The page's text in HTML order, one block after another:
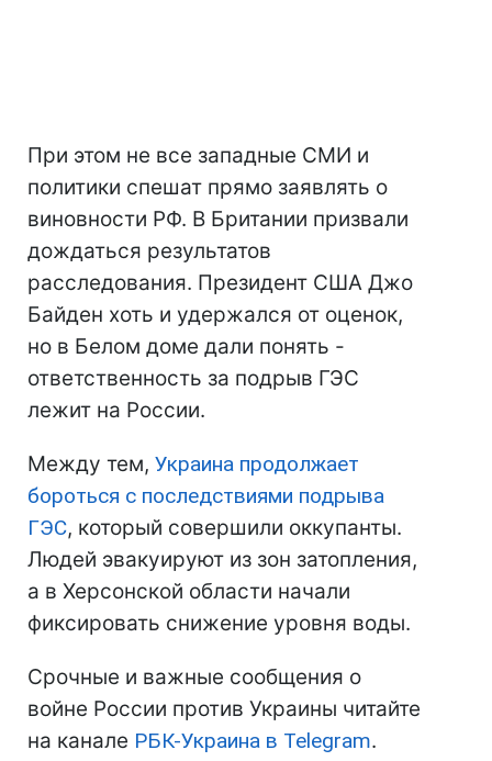
При этом не все западные СМИ и
политики спешат прямо заявлять о
виновности РФ. В Британии призвали
дождаться результатов
расследования. Президент США Джо
Байден хоть и удержался от оценок,
но в Белом доме дали понять -
ответственность за подрыв ГЭС
лежит на России.
Между тем, Украина продолжает
бороться с последствиями подрыва
ГЭС, который совершили оккупанты.
Людей эвакуируют из зон затопления,
а в Херсонской области начали
фиксировать снижение уровня воды.
Срочные и важные сообщения о
войне России против Украины читайте
на канале РБК-Украина в Telegram.